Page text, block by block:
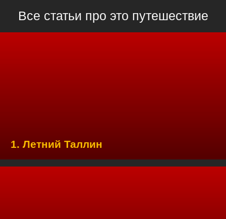
Все статьи про это путешествие
1. Летний Таллин